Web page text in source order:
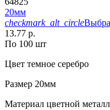
20мм
checkmark_alt_circle
13.77 р.
По 100 шт
Цвет темное серебро
Размер 20мм
Материал цветной металл